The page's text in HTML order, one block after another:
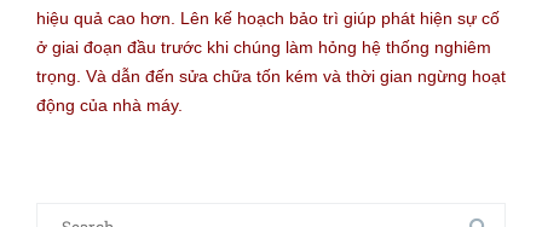
hiệu quả cao hơn. Lên kế hoạch bảo trì giúp phát hiện sự cố
ở giai đoạn đầu trước khi chúng làm hỏng hệ thống nghiêm
trọng. Và dẫn đến sửa chữa tốn kém và thời gian ngừng hoạt
động của nhà máy.